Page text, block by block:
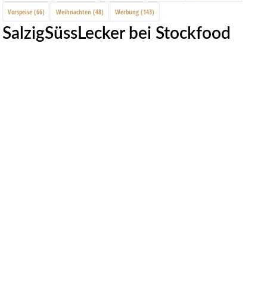
Vorspeise (66) Weihnachten (48) Werbung (143)
SalzigSüssLecker bei Stockfood